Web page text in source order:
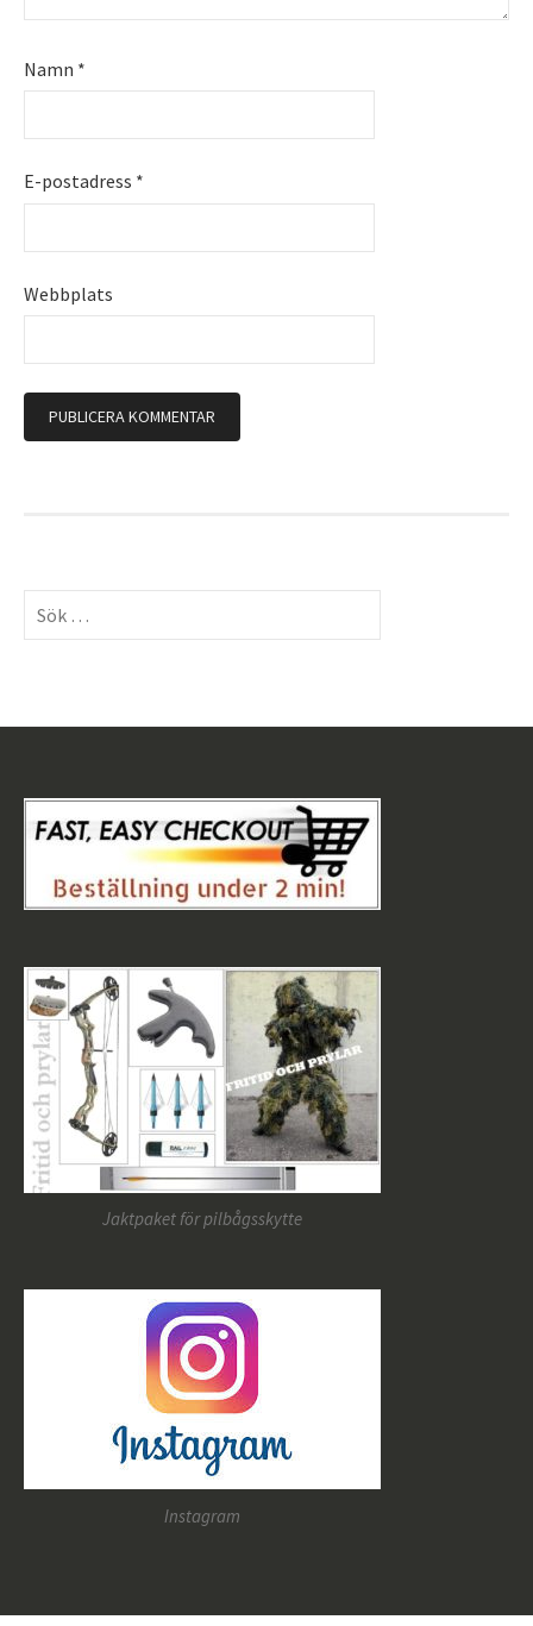
Namn *
E-postadress *
Webbplats
Sök
efter:
Jaktpaket för pilbågsskytte
Instagram